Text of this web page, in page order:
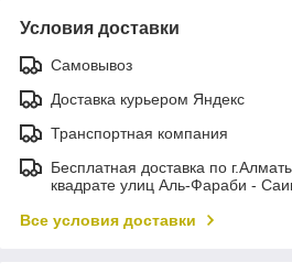
Условия доставки
Самовывоз
Доставка курьером Яндекс
Транспортная компания
Бесплатная доставка по
квадрате улиц Аль-Фараби -
Все условия доставки